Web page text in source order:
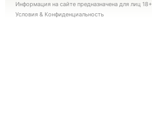
Информация на сайте предназначена для лиц 18+
Условия & Конфиденциальность